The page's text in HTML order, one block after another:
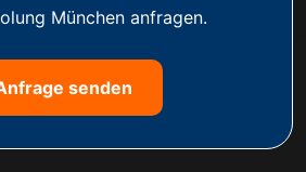
München anfragen.
senden